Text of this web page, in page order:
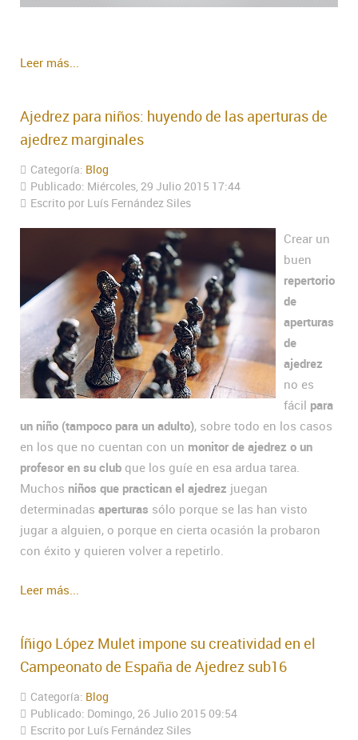
Leer más...
Ajedrez para niños: huyendo de las aperturas de
ajedrez marginales
Categoría: Blog
Publicado: Miércoles, 29 Julio 2015 17:44
Escrito por Luís Fernández Siles
Crear un
buen
repertorio
de
aperturas
de
ajedrez
no es
fácil para
un niño (tampoco para un adulto), sobre todo en los casos
en los que no cuentan con un monitor de ajedrez o un
profesor en su club que los guíe en esa ardua tarea.
Muchos niños que practican el ajedrez juegan
determinadas aperturas sólo porque se las han visto
jugar a alguien, o porque en cierta ocasión la probaron
con éxito y quieren volver a repetirlo.
Leer más...
Íñigo López Mulet impone su creatividad en el
Campeonato de España de Ajedrez sub16
Categoría: Blog
Publicado: Domingo, 26 Julio 2015 09:54
Escrito por Luís Fernández Siles